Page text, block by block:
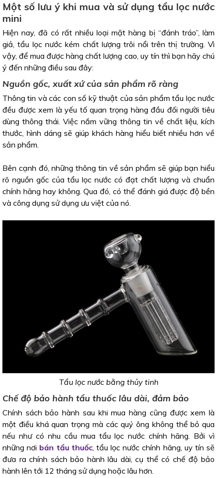
Một số lưu ý khi mua và sử dụng tẩu lọc nước
mini
Hiện nay, đã có rất nhiều loại mặt hàng bị “đánh tráo”, làm
giả, tẩu lọc nước kém chất lượng trôi nổi trên thị trường. Vì
vậy, để mua được hàng chất lượng cao, uy tín thì bạn hãy chú
ý đến những điều sau đây:
Nguồn gốc, xuất xứ của sản phẩm rõ ràng
Thông tin và các con số kỹ thuật của sản phẩm tẩu lọc nước
đều được xem là yếu tố quan trọng hàng đầu đối người tiêu
dùng thông thái. Việc nắm vững thông tin về chất liệu, kích
thước, hình dáng sẽ giúp khách hàng hiểu biết nhiều hơn về
sản phẩm.
Bên cạnh đó, những thông tin về sản phẩm sẽ giúp bạn hiểu
rõ nguồn gốc của tẩu lọc nước có đạt chất lượng và chuẩn
chính hãng hay không. Qua đó, có thể đánh giá được độ bền
và công dụng sử dụng ưu việt của nó.
Tẩu lọc nước bằng thủy tinh
Chế độ bảo hành tẩu thuốc lâu dài, đảm bảo
Chính sách bảo hành sau khi mua hàng cũng được xem là
một điều khá quan trọng mà các quý ông không thể bỏ qua
nếu như có nhu cầu mua tẩu lọc nước chính hãng. Bởi vì
những nơi bán tẩu thuốc, tẩu lọc nước chính hãng, uy tín sẽ
đưa ra chính sách bảo hành lâu dài, cụ thể có chế độ bảo
hành lên tới 12 tháng sử dụng hoặc lâu hơn.